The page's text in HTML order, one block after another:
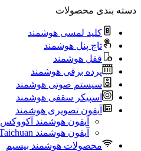
دسته بندی محصولات
کلید لمسی هوشمند
تاچ پنل هوشمند
قفل هوشمند
پرده برقی هوشمند
سیستم صوتی هوشمند
اسپیکر سقفی هوشمند
آیفون تصویری هوشمند
آيفون هوشمند آکووکس
آیفون هوشمند Taichuan
محصولات هوشمند بیسیم